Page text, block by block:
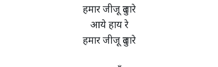
हमार जीजू दुलारे
आये हाय रे
हमार जीजू दुलारे